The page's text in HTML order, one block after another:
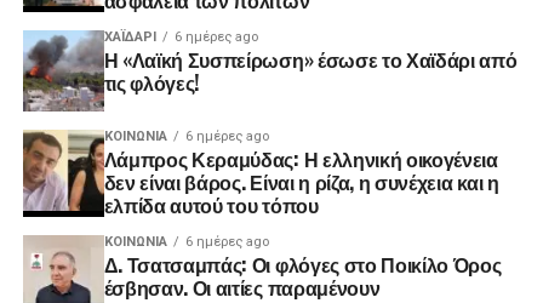
ΧΑΪΔΑΡΙ 6 ημέρες ago
Η «Λαϊκή Συσπείρωση» έσωσε το Χαϊδάρι από
τις φλόγες!
ΚΟΙΝΩΝΊΑ 6 ημέρες ago
Λάμπρος Κεραμύδας: Η ελληνική οικογένεια
δεν είναι βάρος. Είναι η ρίζα, η συνέχεια και η
ελπίδα αυτού του τόπου
ΚΟΙΝΩΝΊΑ 6 ημέρες ago
Δ. Τσατσαμπάς: Οι φλόγες στο Ποικίλο Όρος
έσβησαν. Οι αιτίες παραμένουν